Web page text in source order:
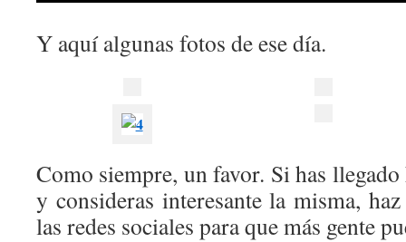
Y aquí algunas fotos de ese día.
Como siempre, un favor. Si has
y consideras interesante la misma,
las redes sociales para que más gente